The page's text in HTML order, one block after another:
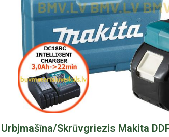
Urbjmašīna/Skrūvgriezis Makita